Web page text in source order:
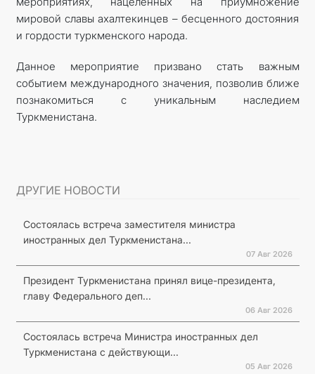
мировой славы ахалтекинцев – бесценного достояния
и гордости туркменского народа.
Данное мероприятие призвано стать важным
событием международного значения, позволив ближе
познакомиться с уникальным наследием
Туркменистана.
ДРУГИЕ НОВОСТИ
Состоялась встреча заместителя министра
иностранных дел Туркменистана...
07 Авг 2026
Президент Туркменистана принял вице-президента,
главу Федерального деп...
06 Авг 2026
Состоялась встреча Министра иностранных дел
Туркменистана с действующи...
05 Авг 2026